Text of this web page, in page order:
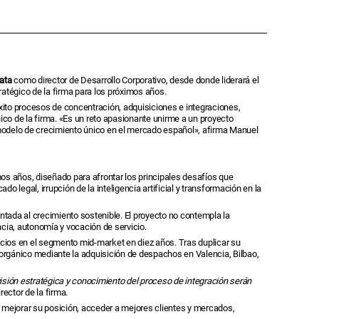
como director de Desarrollo Corporativo, desde donde liderará el
de la firma para los próximos años.
procesos de concentración, adquisiciones e integraciones,
de la firma. «Es un reto apasionante unirme a un proyecto
de crecimiento único en el mercado español», afirma Manuel
años, diseñado para afrontar los principales desafíos que
legal, irrupción de la inteligencia artificial y transformación en la
al crecimiento sostenible. El proyecto no contempla la
autonomía y vocación de servicio.
en el segmento mid-market en diez años. Tras duplicar su
mediante la adquisición de despachos en Valencia, Bilbao,
estratégica y conocimiento del proceso de integración serán
de la firma.
su posición, acceder a mejores clientes y mercados,